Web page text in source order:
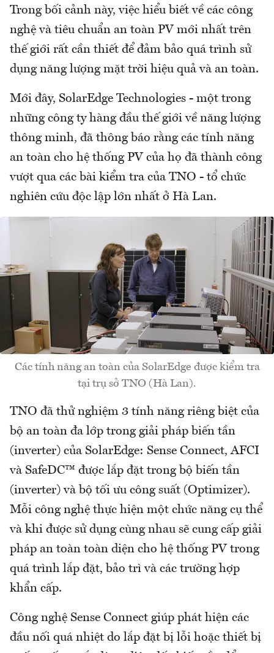
Trong bối cảnh này, việc hiểu biết về các công
nghệ và tiêu chuẩn an toàn PV mới nhất trên
thế giới rất cần thiết để đảm bảo quá trình sử
dụng năng lượng mặt trời hiệu quả và an toàn.
Mới đây, SolarEdge Technologies - một trong
những công ty hàng đầu thế giới về năng lượng
thông minh, đã thông báo rằng các tính năng
an toàn cho hệ thống PV của họ đã thành công
vượt qua các bài kiểm tra của TNO - tổ chức
nghiên cứu độc lập lớn nhất ở Hà Lan.
Các tính năng an toàn của SolarEdge được kiểm tra
tại trụ sở TNO (Hà Lan).
TNO đã thử nghiệm 3 tính năng riêng biệt của
bộ an toàn đa lớp trong giải pháp biến tần
(inverter) của SolarEdge: Sense Connect, AFCI
và SafeDC™ được lắp đặt trong bộ biến tần
(inverter) và bộ tối ưu công suất (Optimizer).
Mỗi công nghệ thực hiện một chức năng cụ thể
và khi được sử dụng cùng nhau sẽ cung cấp giải
pháp an toàn toàn diện cho hệ thống PV trong
quá trình lắp đặt, bảo trì và các trường hợp
khẩn cấp.
Công nghệ Sense Connect giúp phát hiện các
đầu nối quá nhiệt do lắp đặt bị lỗi hoặc thiết bị